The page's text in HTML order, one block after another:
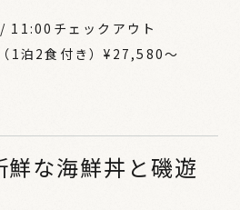
11:00チェックアウト
1泊2食付き）¥27,580〜
な海鮮丼と磯遊